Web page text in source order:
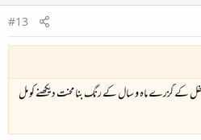
#13
کے گزرے ماہ و سال کے رنگ بنا محنت دیکھنے کو مل